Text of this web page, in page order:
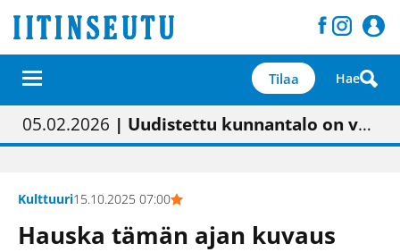
Tilaa Hae
01.02.2026 | Painon vaihtumisen pitäisi näkyä hieman parempana painojäljen laatuna lehdessä
05.02.2026 | Uudistettu kunnantalo on valoisa
23.04.2026 | “Olemme käynnistämässä uudelleen keskustavisiotyön”
09.05.2026| "Maalla on totuttu elämään omavaraisemmin kuin kaupungissa"
Kulttuuri15.10.2025 07:00
Hauska tämän ajan kuvaus